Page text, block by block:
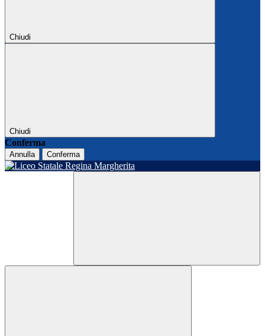
Chiudi
Chiudi
Conferma
Annulla Conferma